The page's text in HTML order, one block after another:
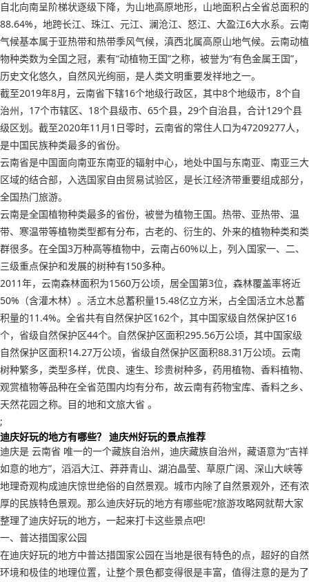
自北向南呈阶梯状逐级下降，为山地高原地形，山地面积占全省总面积的
88.64%，地跨长江、珠江、元江、澜沧江、怒江、大盈江6大水系。云南
气候基本属于亚热带和热带季风气候，滇西北属高原山地气候。云南动植
物种类数为全国之冠，素有“动植物王国”之称，被誉为“有色金属王国”，
历史文化悠久，自然风光绚丽，是人类文明重要发祥地之一。
截至2019年8月，云南省下辖16个地级行政区，其中8个地级市，8个自
治州，17个市辖区、18个县级市、65个县，29个自治县，合计129个县
级区划。截至2020年11月1日零时，云南省的常住人口为47209277人，
是中国民族种类最多的省份。
云南省是中国面向南亚东南亚的辐射中心，地处中国与东南亚、南亚三大
区域的结合部，入选国家自由贸易试验区，是长江经济带重要组成部分，
全国热门旅游。
云南是全国植物种类最多的省份，被誉为植物王国。热带、亚热带、温
带、寒温带等植物类型都有分布，古老的、衍生的、外来的植物种类和类
群很多。在全国3万种高等植物中，云南占60%以上，列入国家一、二、
三级重点保护和发展的树种有150多种。
2011年，云南森林面积为1560万公顷，居全国第3位，森林覆盖率将近
50%（含灌木林）。活立木总蓄积量15.48亿立方米，占全国活立木总蓄
积量的11.4%。全省共有自然保护区162个，其中国家级自然保护区16
个，省级自然保护区44个。自然保护区面积295.56万公顷，其中国家级
自然保护区面积14.27万公顷，省级自然保护区面积88.31万公顷。云南
树种繁多，类型多样，优良、速生、珍贵树种多，药用植物、香料植物、
观赏植物等品种在全省范围内均有分布，故云南有药物宝库、香料之乡、
天然花园之称。目的地和文旅大省 。
;
迪庆好玩的地方有哪些？ 迪庆州好玩的景点推荐
迪庆是 云南省 唯一的一个藏族自治州，迪庆藏族自治州，藏语意为“吉祥
如意的地方”，滔滔大江、莽莽青山、湖泊晶莹、草原广阔、深山大峡等
地理奇观构成迪庆惊世绝俗的自然景观。城市内除了自然景观外，还有浓
厚的民族特色景观。那么迪庆好玩的地方有哪些呢?旅游攻略网就帮大家
整理了迪庆好玩的地方，一起来打卡这些景点吧!
一、普达措国家公园
在迪庆好玩的地方中普达措国家公园在当地是很有特色的点，超好的自然
环境和极佳的地理位置，让整个景色都变得很是丰富，值得注意的是为了